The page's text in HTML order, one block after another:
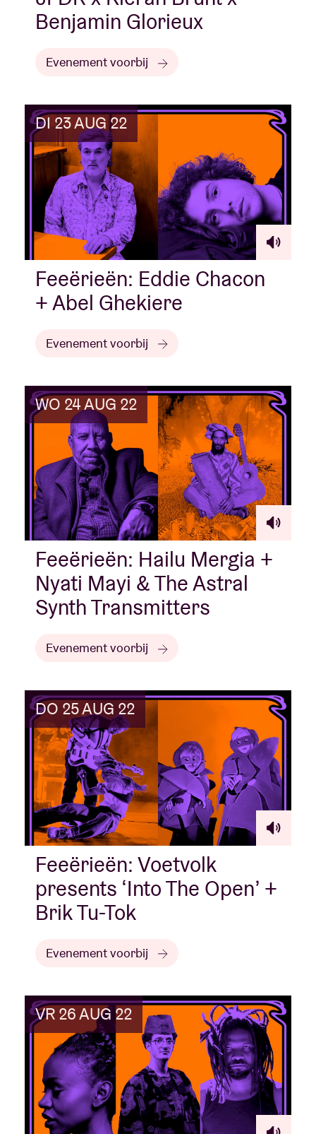
Benjamin Glorieux
Evenement voorbij
DI 23 AUG 22
Feeërieën: Eddie Chacon
+ Abel Ghekiere
Evenement voorbij
WO 24 AUG 22
Feeërieën: Hailu Mergia +
Nyati Mayi & The Astral
Synth Transmitters
Evenement voorbij
DO 25 AUG 22
Feeërieën: Voetvolk
presents ‘Into The Open’ +
Brik Tu-Tok
Evenement voorbij
VR 26 AUG 22